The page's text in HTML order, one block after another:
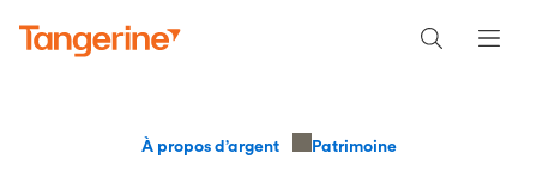
À propos d’argent Patrimoine